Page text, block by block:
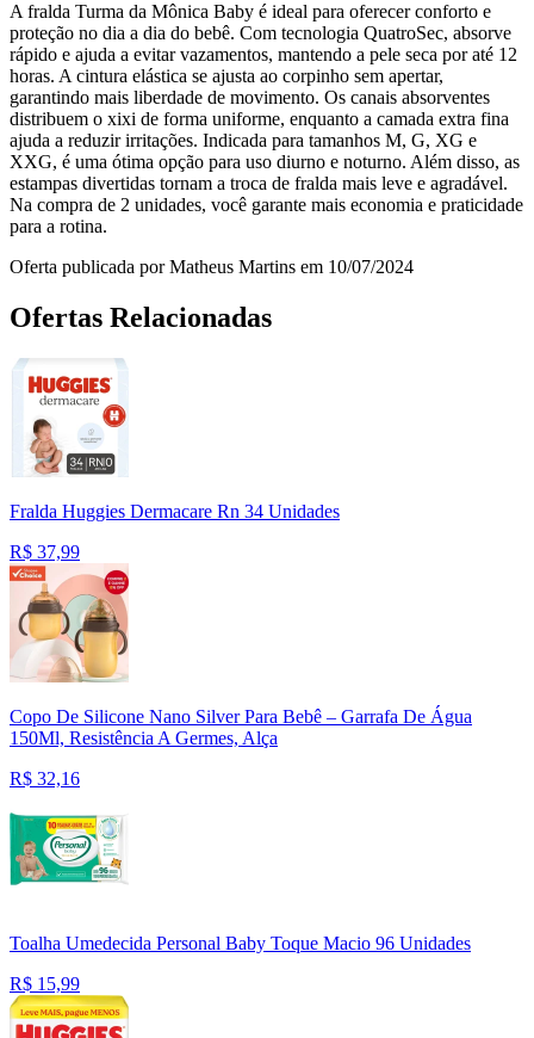
A fralda Turma da Mônica Baby é ideal para oferecer conforto e
proteção no dia a dia do bebê. Com tecnologia QuatroSec, absorve
rápido e ajuda a evitar vazamentos, mantendo a pele seca por até 12
horas. A cintura elástica se ajusta ao corpinho sem apertar,
garantindo mais liberdade de movimento. Os canais absorventes
distribuem o xixi de forma uniforme, enquanto a camada extra fina
ajuda a reduzir irritações. Indicada para tamanhos M, G, XG e
XXG, é uma ótima opção para uso diurno e noturno. Além disso, as
estampas divertidas tornam a troca de fralda mais leve e agradável.
Na compra de 2 unidades, você garante mais economia e praticidade
para a rotina.
Oferta publicada por Matheus Martins em 10/07/2024
Ofertas Relacionadas
Fralda Huggies Dermacare Rn 34 Unidades
R$ 37,99
Copo De Silicone Nano Silver Para Bebê – Garrafa De Água
150Ml, Resistência A Germes, Alça
R$ 32,16
Toalha Umedecida Personal Baby Toque Macio 96 Unidades
R$ 15,99